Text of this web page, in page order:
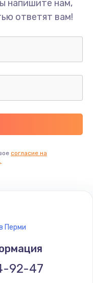
usb) телефона
телефона
напишите нам,
ответят вам!
согласие на
Перми
92-47